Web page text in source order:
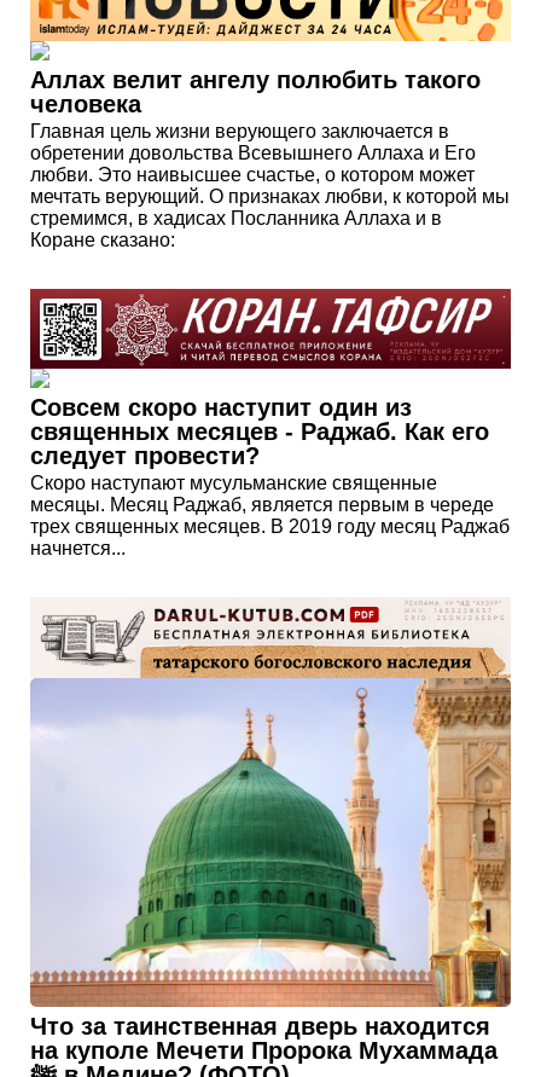
Аллах велит ангелу полюбить такого
человека
Главная цель жизни верующего заключается в
обретении довольства Всевышнего Аллаха и Его
любви. Это наивысшее счастье, о котором может
мечтать верующий. О признаках любви, к которой мы
стремимся, в хадисах Посланника Аллаха и в
Коране сказано:
Совсем скоро наступит один из
священных месяцев - Раджаб. Как его
следует провести?
Скоро наступают мусульманские священные
месяцы. Месяц Раджаб, является первым в череде
трех священных месяцев. В 2019 году месяц Раджаб
начнется...
Что за таинственная дверь находится
на куполе Мечети Пророка Мухаммада